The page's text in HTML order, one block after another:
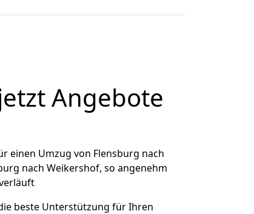
Angebote
einen Umzug von Flensburg nach
nach Weikershof, so angenehm
beste Unterstützung für Ihren